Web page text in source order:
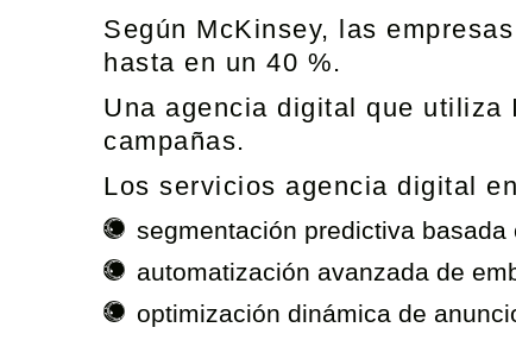
Según McKinsey, las
hasta en un 40 %.
Una agencia digital que utiliza
campañas.
Los servicios agencia digital
segmentación predictiva basada
automatización avanzada de
optimización dinámica de